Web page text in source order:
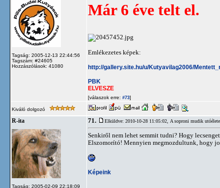
Tagság: 2005-12-13 22:44:56
Tagszám: #24605
Hozzászólások: 41080
Már 6 éve telt el.
Emlékezetes képek:
http://gallery.site.hu/u/Kutyavilag2006/
PBK
ELVESZE
[válaszok erre: #73]
Kiváló dolgozó
R-ita
Tagság: 2005-02-09 22:18:09
71. Elküldve: 2010-10-28 11:05:02, A soproni mudik utóélete
Senkiről nem lehet semmit tudni? Hogy
Elszomorító! Mennyien megmozdultunk, hogy
Képeink